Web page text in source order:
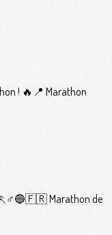
! 🔥📍 Marathon
🏃♂️🔵🇫🇷 Marathon de